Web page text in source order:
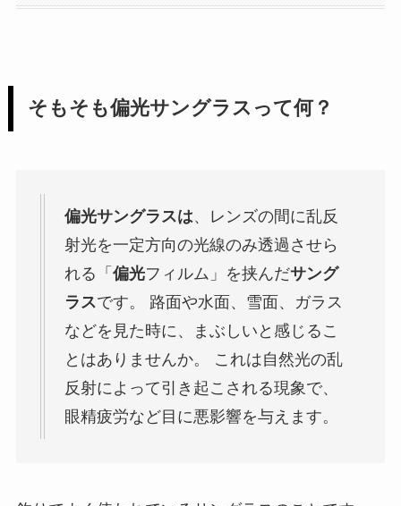
そもそも偏光サングラスって何？
偏光サングラスは、レンズの間に乱反
射光を一定方向の光線のみ透過させら
れる「 偏光フィルム」を挟んだサング
ラスです。 路面や水面、雪面、ガラス
などを見た時に、まぶしいと感じるこ
とはありませんか。 これは自然光の乱
反射によって引き起こされる現象で、
眼精疲労など目に悪影響を与えます。